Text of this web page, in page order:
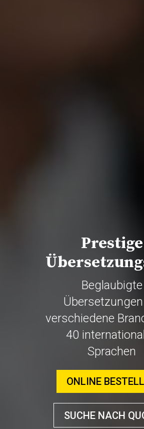
Prestige
Beglaubigte
verschiedene
40
Sprachen
ONLINE
SUCHE NACH